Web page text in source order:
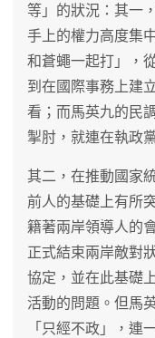
等」的狀況：其一
手上的權力高度集
和蒼蠅一起打」，
到在國際事務上建
看；而馬英九的民
掣肘，就連在執政
其二，在推動國家
前人的基礎上有所
籍著兩岸領導人的
正式結束兩岸敵對
協定，並在此基礎
活動的問題。但馬
「只經不政」，連